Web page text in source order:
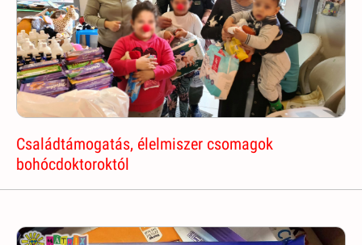
Családtámogatás, élelmiszer csomagok
bohócdoktoroktól